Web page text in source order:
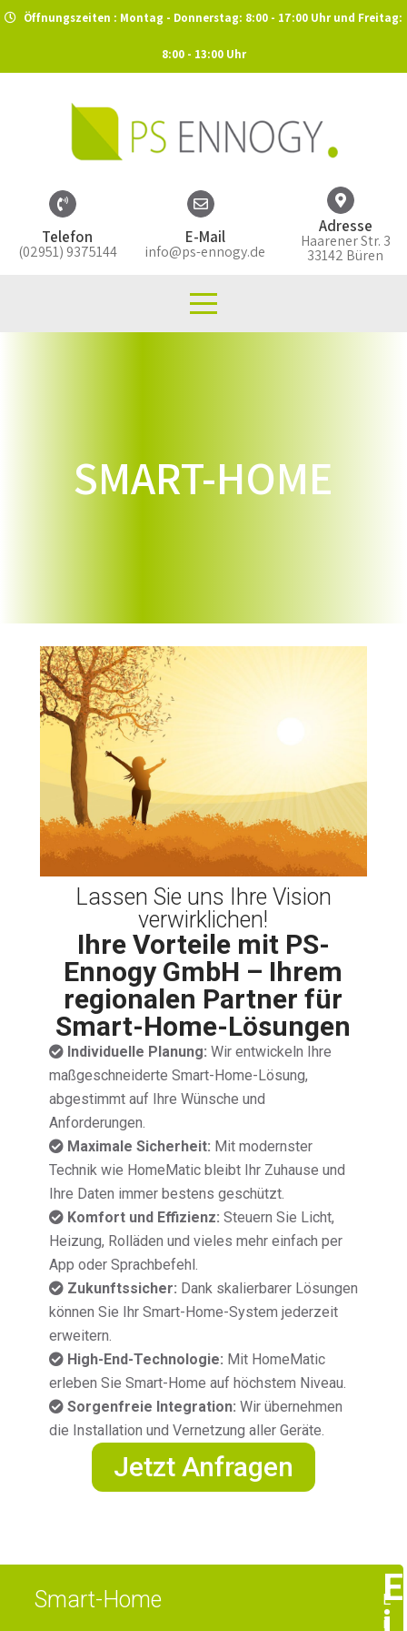
Öffnungszeiten : Montag - Donnerstag: 8:00 - 17:00 Uhr und Freitag:
8:00 - 13:00 Uhr
Telefon
(02951) 9375144
E-Mail
info@ps-ennogy.de
Adresse
Haarener Str. 3
33142 Büren
SMART-HOME
Lassen Sie uns Ihre Vision
verwirklichen!
Ihre Vorteile mit PS-
Ennogy GmbH – Ihrem
regionalen Partner für
Smart-Home-Lösungen
Individuelle Planung: Wir entwickeln Ihre
maßgeschneiderte Smart-Home-Lösung,
abgestimmt auf Ihre Wünsche und
Anforderungen.
Maximale Sicherheit: Mit modernster
Technik wie HomeMatic bleibt Ihr Zuhause und
Ihre Daten immer bestens geschützt.
Komfort und Effizienz: Steuern Sie Licht,
Heizung, Rolläden und vieles mehr einfach per
App oder Sprachbefehl.
Zukunftssicher: Dank skalierbarer Lösungen
können Sie Ihr Smart-Home-System jederzeit
erweitern.
High-End-Technologie: Mit HomeMatic
erleben Sie Smart-Home auf höchstem Niveau.
Sorgenfreie Integration: Wir übernehmen
die Installation und Vernetzung aller Geräte.
Jetzt Anfragen
Smart-Home
E
E
i